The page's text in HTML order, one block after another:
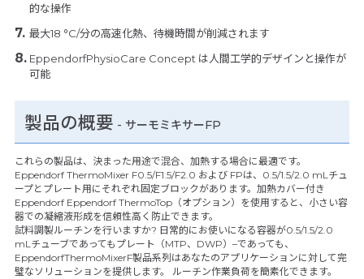
的な操作
最大18 °C/分の高速化熱、待機時間が削減されます
EppendorfPhysioCare Concept は人間工学的デザインと操作が
可能
製品の概要 - サーモミキサーFP
これらの製品は、決まった用途で混合、加熱する場合に最適です。
Eppendorf ThermoMixer F0.5/F1.5/F2.0 および FPは、0.5/1.5/2.0 mLチュ
ープとプレート用にそれぞれ固定ブロックがあります。加熱カバー付き
Eppendorf Eppendorf ThermoTop（オプション）を使用すると、小さい容
器での凝縮液形成を信頼性高く防止できます。
試料調製ルーチンを行いますか? 日常的にお使いになる容器が0.5/1.5/2.0
mLチューブであってもプレート（MTP、DWP）–であっても、
EppendorfThermoMixerF製品系列はあなたのアプリケーションに対して完
璧なソリューションを提供します。 ルーチン作業負荷を簡素化できます。